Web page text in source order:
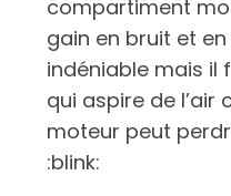
compartiment
gain en bruit et
indéniable mais il
qui aspire de
moteur peut
:blink: